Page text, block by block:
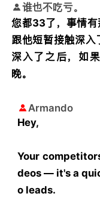
谁也不吃亏。
您都33了，事情
跟他短暂接触深入
深入了之后，如
晚。
Armando
Hey,
Your
deos — it's a
o leads.